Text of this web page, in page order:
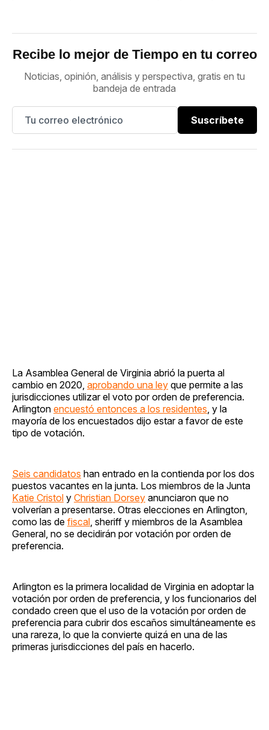
Recibe lo mejor de Tiempo en tu correo
Noticias, opinión, análisis y perspectiva, gratis en tu
bandeja de entrada
Suscríbete
La Asamblea General de Virginia abrió la puerta al
cambio en 2020, aprobando una ley que permite a las
jurisdicciones utilizar el voto por orden de preferencia.
Arlington encuestó entonces a los residentes , y la
mayoría de los encuestados dijo estar a favor de este
tipo de votación.
Seis candidatos han entrado en la contienda por los dos
puestos vacantes en la junta. Los miembros de la Junta
Katie Cristol y Christian Dorsey anunciaron que no
volverían a presentarse. Otras elecciones en Arlington,
como las de fiscal , sheriff y miembros de la Asamblea
General, no se decidirán por votación por orden de
preferencia.
Arlington es la primera localidad de Virginia en adoptar la
votación por orden de preferencia, y los funcionarios del
condado creen que el uso de la votación por orden de
preferencia para cubrir dos escaños simultáneamente es
una rareza, lo que la convierte quizá en una de las
primeras jurisdicciones del país en hacerlo.